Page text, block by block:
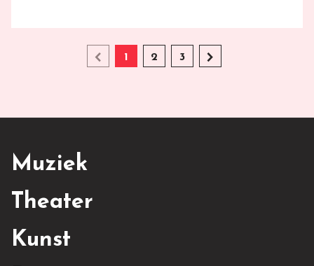
Terug
chevron_left 1 2 3
Volgende
chevron_right
Muziek
Theater
Kunst